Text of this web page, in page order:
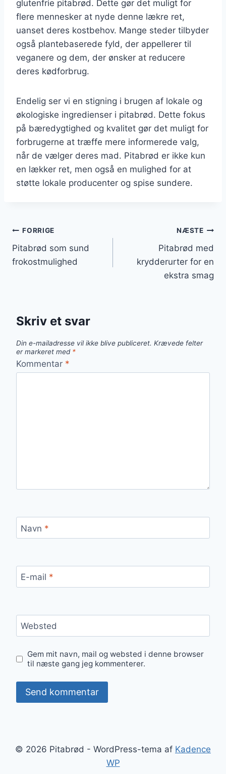
glutenfrie pitabrød. Dette gør det muligt for
flere mennesker at nyde denne lækre ret,
uanset deres kostbehov. Mange steder tilbyder
også plantebaserede fyld, der appellerer til
veganere og dem, der ønsker at reducere
deres kødforbrug.
Endelig ser vi en stigning i brugen af lokale og
økologiske ingredienser i pitabrød. Dette fokus
på bæredygtighed og kvalitet gør det muligt for
forbrugerne at træffe mere informerede valg,
når de vælger deres mad. Pitabrød er ikke kun
en lækker ret, men også en mulighed for at
støtte lokale producenter og spise sundere.
Indlægsnavigation
FORRIGE
Pitabrød som sund
frokostmulighed
NÆSTE
Pitabrød med
krydderurter for en
ekstra smag
Skriv et svar
Din e-mailadresse vil ikke blive publiceret. Krævede felter
er markeret med *
Kommentar *
Navn *
E-mail *
Websted
Gem mit navn, mail og websted i denne browser
til næste gang jeg kommenterer.
© 2026 Pitabrød - WordPress-tema af Kadence
WP